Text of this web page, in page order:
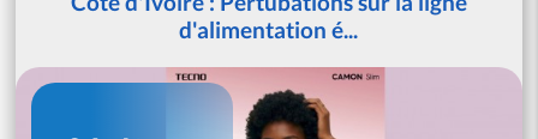
d'alimentation é...